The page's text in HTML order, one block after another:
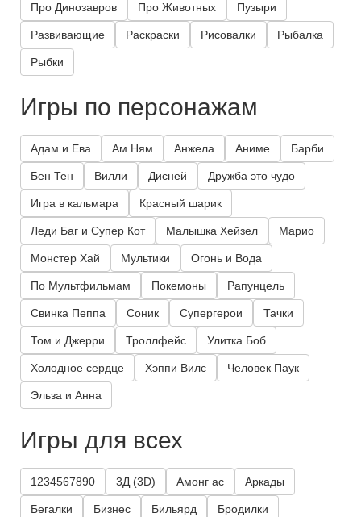
Про Динозавров Про Животных Пузыри
Развивающие Раскраски Рисовалки Рыбалка
Рыбки
Игры по персонажам
Адам и Ева Ам Ням Анжела Аниме Барби
Бен Тен Вилли Дисней Дружба это чудо
Игра в кальмара Красный шарик
Леди Баг и Супер Кот Малышка Хейзел Марио
Монстер Хай Мультики Огонь и Вода
По Мультфильмам Покемоны Рапунцель
Свинка Пеппа Соник Супергерои Тачки
Том и Джерри Троллфейс Улитка Боб
Холодное сердце Хэппи Вилс Человек Паук
Эльза и Анна
Игры для всех
1234567890 3Д (3D) Амонг ас Аркады
Бегалки Бизнес Бильярд Бродилки